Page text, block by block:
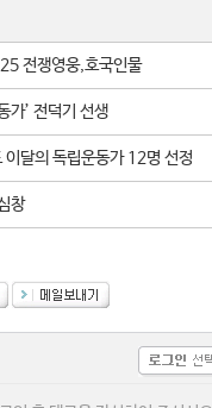
전쟁영웅,호국인물
가’ 전덕기 선생
달의 독립운동가 12명 선정
창